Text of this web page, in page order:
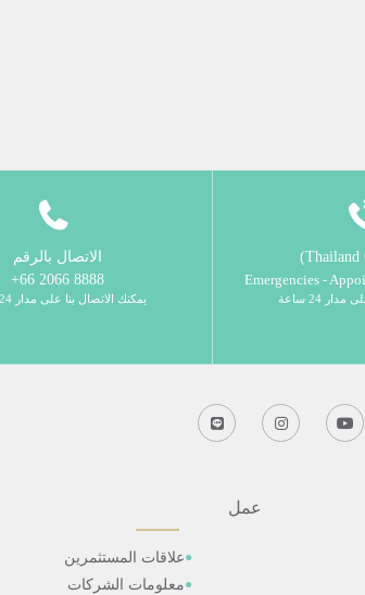
Emergencies -
24 ساعة
الاتصال بالرقم
8888 2066 66+
يمكنك الاتصال بنا على مدار 24 ساعة
عمل
علاقات المستثمرين
معلومات الشركات